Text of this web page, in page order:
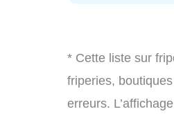
* Cette liste sur
friperies,
erreurs.